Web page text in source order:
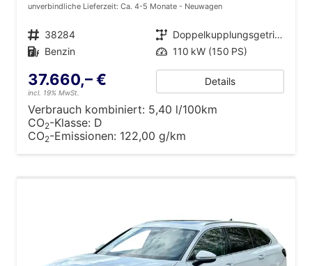
unverbindliche Lieferzeit: Ca. 4-5 Monate Neuwagen
Fahrzeugnr. 38284 Getriebe
Doppelkupplungsgetriebe (DSG)
Kraftstoff Benzin Leistung 110 kW (150 PS)
37.660,– €
incl. 19% MwSt.
Details
Verbrauch kombiniert: 5,40 l/100km
CO2-Klasse: D
CO2-Emissionen: 122,00 g/km